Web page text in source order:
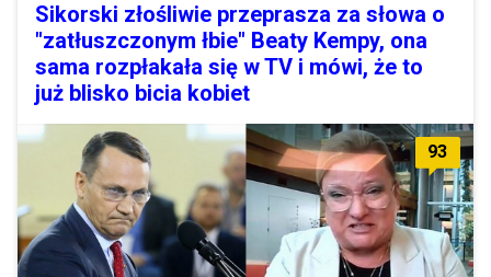
Sikorski złośliwie przeprasza za słowa o
"zatłuszczonym łbie" Beaty Kempy, ona
sama rozpłakała się w TV i mówi, że to
już blisko bicia kobiet
93